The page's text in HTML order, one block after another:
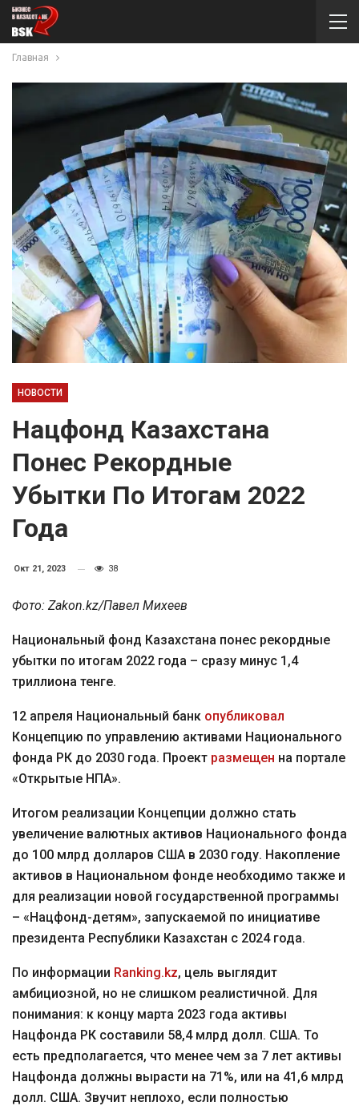
Главная
НОВОСТИ
Нацфонд Казахстана
Понес Рекордные
Убытки По Итогам 2022
Года
Окт 21, 2023 38
Фото: Zakon.kz/Павел Михеев
Национальный фонд Казахстана понес рекордные
убытки по итогам 2022 года – сразу минус 1,4
триллиона тенге.
12 апреля Национальный банк опубликовал
Концепцию по управлению активами Национального
фонда РК до 2030 года. Проект размещен на портале
«Открытые НПА».
Итогом реализации Концепции должно стать
увеличение валютных активов Национального фонда
до 100 млрд долларов США в 2030 году. Накопление
активов в Национальном фонде необходимо также и
для реализации новой государственной программы
– «Нацфонд-детям», запускаемой по инициативе
президента Республики Казахстан с 2024 года.
По информации Ranking.kz, цель выглядит
амбициозной, но не слишком реалистичной. Для
понимания: к концу марта 2023 года активы
Нацфонда РК составили 58,4 млрд долл. США. То
есть предполагается, что менее чем за 7 лет активы
Нацфонда должны вырасти на 71%, или на 41,6 млрд
долл. США. Звучит неплохо, если полностью